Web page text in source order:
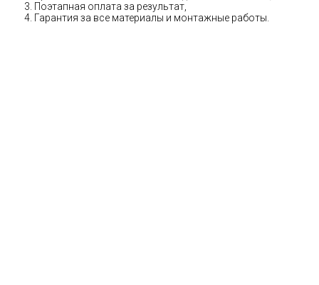
Поэтапная оплата за результат,
Гарантия за все материалы и монтажные работы.